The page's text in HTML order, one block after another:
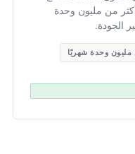
من مليون وحدة
الجودة.
مليون وحدة شهريًا